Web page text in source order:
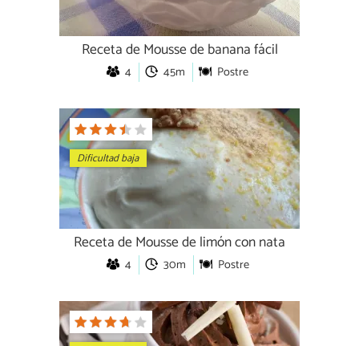
Receta de Mousse de banana fácil
4 45m Postre
Dificultad baja
Receta de Mousse de limón con nata
4 30m Postre